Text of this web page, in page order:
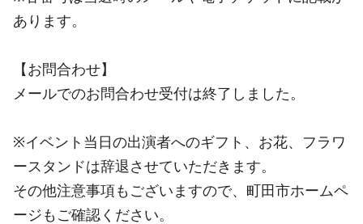
あります。
【お問合わせ】
メールでのお問合わせ受付は終了しました。
※イベント当日の出演者へのギフト、お花、フラワ
ースタンドは辞退させていただきます。
その他注意事項もございますので、町田市ホームペ
ージもご確認ください。